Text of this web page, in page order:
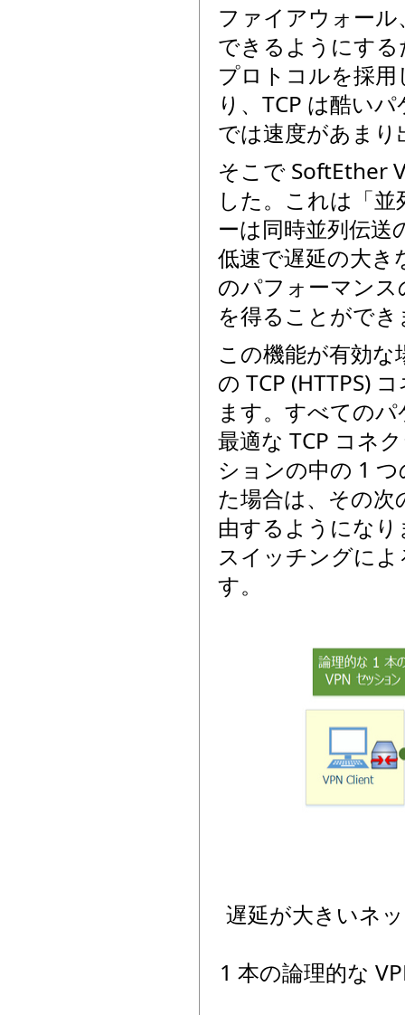
ファイアウォー
できるようにする
プロトコルを採用
り、TCP は酷い
では速度があまり
そこで SoftEther
した。これは「
ーは同時並列伝
低速で遅延の大き
のパフォーマン
を得ることができ
この機能が有効な
の TCP (HTTPS)
ます。すべての
最適な TCP コネ
ションの中の 1
た場合は、その次
由するようにな
スイッチングに
す。
遅延が大きいネ
1 本の論理的な